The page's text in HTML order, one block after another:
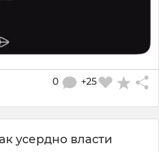
+25
0
усердно власти